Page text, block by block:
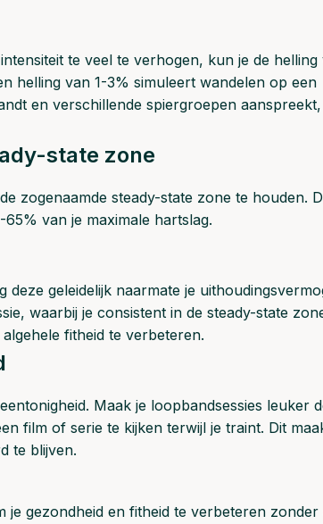
te veel te verhogen, kun je de helling
helling van 1-3% simuleert wandelen op een
en verschillende spiergroepen
state zone
zogenaamde steady-state zone te houden.
van je maximale hartslag.
geleidelijk naarmate je
waarbij je consistent in de steady-state
fitheid te verbeteren.
Maak je loopbandsessies leuker
film of serie te kijken terwijl je traint. Dit
te blijven.
je gezondheid en fitheid te verbeteren zonder